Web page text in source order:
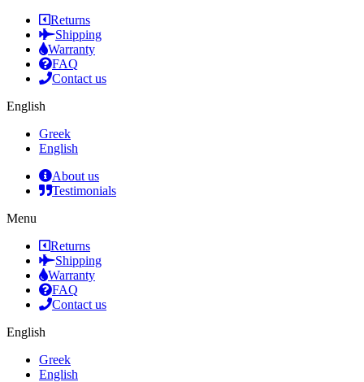
Returns
Shipping
Warranty
FAQ
Contact us
English
Greek
English
About us
Testimonials
Menu
Returns
Shipping
Warranty
FAQ
Contact us
English
Greek
English